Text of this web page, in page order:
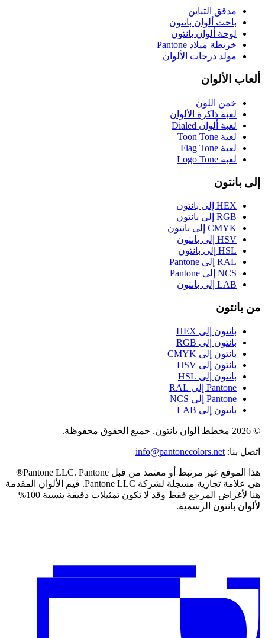
مدقق التباين
باحث ألوان بانتون
لوحة ألوان بانتون
خريطة ميلاد Pantone
مولد درجات الألوان
ألعاب الألوان
خمن اللون
لعبة ذاكرة الألوان
لعبة ألوان Dialed
لعبة Toon Tone
لعبة Flag Tone
لعبة Logo Tone
إلى بانتون
HEX إلى بانتون
RGB إلى بانتون
CMYK إلى بانتون
HSV إلى بانتون
HSL إلى بانتون
RAL إلى Pantone
NCS إلى Pantone
LAB إلى بانتون
من بانتون
بانتون إلى HEX
بانتون إلى RGB
بانتون إلى CMYK
بانتون إلى HSV
بانتون إلى HSL
Pantone إلى RAL
Pantone إلى NCS
بانتون إلى LAB
© 2026 مخطط ألوان بانتون. جميع الحقوق محفوظة.
اتصل بنا:
info@pantonecolors.net
هذا الموقع غير مرتبط أو معتمد من قبل Pantone LLC. Pantone®
هي علامة تجارية مسجلة لشركة Pantone LLC. قيم الألوان المقدمة
هنا لأغراض المرجع فقط وقد لا تكون تمثيلات دقيقة بنسبة 100%
لألوان بانتون الرسمية.